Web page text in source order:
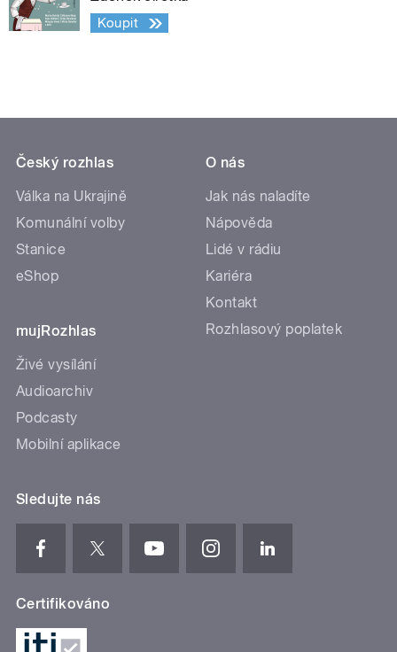
Koupit
Český rozhlas
Válka na Ukrajině
Komunální volby
Stanice
eShop
mujRozhlas
Živé vysílání
Audioarchiv
Podcasty
Mobilní aplikace
O nás
Jak nás naladíte
Nápověda
Lidé v rádiu
Kariéra
Kontakt
Rozhlasový poplatek
Sledujte nás
Certifikováno